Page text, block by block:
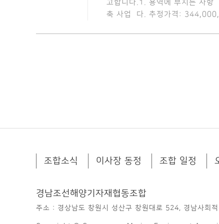
고합니다.1. 용역에 부치는 사항
축 사업 다. 추정가격:
조합소식 이사장 동정 조합 일정
경남조선해양기자재협동조합
주소 : 경상남도 창원시 성산구 창원대로 524, 경남사회